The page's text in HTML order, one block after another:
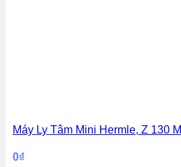
Máy Ly Tâm Mini Hermle, Z 130 M
0₫